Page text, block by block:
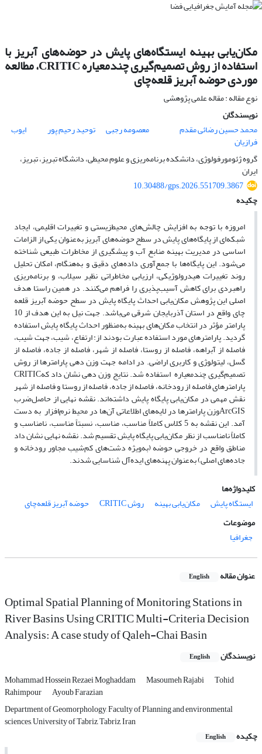
مکان‌یابی بهینه ایستگاه‌های پایش در حوضه‌های آبریز با
استفاده از روش تصمیم‌گیری چندمعیاره CRITIC، مطالعه
موردی حوضه آبریز قلعه‌چای
نوع مقاله : مقاله علمی پژوهشی
نویسندگان
محمد حسین رضائی مقدم
معصومه رجبی توحید رحیم پور ایوب
فرازیان
گروه ژئومورفولوژی، دانشکده برنامه‌ریزی و علوم محیطی، دانشگاه تبریز، تبریز،
ایران
10.30488/gps.2026.551709.3867
چکیده
امروزه با توجه به افزایش چالش‌های محیط‌زیستی و تغییرات اقلیمی، ایجاد
شبکه‌ای از پایگاه‌های پایش در سطح حوضه‌های آبریز به‌عنوان یکی از الزامات
اساسی در مدیریت بهینه منابع آب و پیشگیری از مخاطرات طبیعی شناخته
می‌شود. این پایگاه‌ها با جمع‌آوری داده‌های دقیق و به‌هنگام، امکان تحلیل
روند تغییرات هیدرولوژیکی، ارزیابی مخاطراتی نظیر سیلاب، و برنامه‌ریزی
راهبردی برای کاهش آسیب‌پذیری را فراهم می‌کنند. در همین راستا هدف
اصلی این پژوهش مکان‌یابی احداث پایگاه پایش در سطح حوضه آبریز قلعه
چای واقع در استان آذربایجان شرقی می‌باشد. جهت نیل به این هدف از 10
پارامتر مؤثر در انتخاب مکان‌های بهینه به‌منظور احداث پایگاه پایش استفاده
گردید. پارامترهای مورد استفاده عبارت بودند از: ارتفاع، شیب، جهت شیب،
فاصله از آبراهه، فاصله از روستا، فاصله از شهر، فاصله از جاده، فاصله از
گسل، لیتولوژی و کاربری اراضی. در ادامه جهت وزن دهی پارامترها از روش
تصمیم‌گیری چندمعیاره CRITICاستفاده شد. نتایج وزن دهی نشان داد که
پارامترهای فاصله از رودخانه، فاصله از جاده، فاصله از روستا و فاصله از شهر
نقش مهمی در مکان‌یابی پایگاه پایش داشته‌اند. نقشه نهایی از حاصل‌ضرب
وزن پارامترها در لایه‌های اطلاعاتی آن‌ها در محیط نرم‌افزارArcGIS به دست
آمد. این نقشه به 5 کلاس کاملاً مناسب، مناسب، نسبتاً مناسب، نامناسب و
کاملاً نامناسب از نظر مکان‌یابی پایگاه پایش تقسیم شد. نقشه نهایی نشان داد
مناطق واقع در خروجی حوضه (به‌ویژه دشت‌های کم‌شیب مجاور رودخانه و
جاده‌های اصلی) به‌عنوان پهنه‌های ایده‌آل شناسایی شدند.
کلیدواژه‌ها
ایستگاه پایش
مکان‌یابی بهینه روش CRITIC
حوضه آبریز قلعه‌چای
موضوعات
جغرافیا
عنوان مقاله English
Optimal Spatial Planning of Monitoring Stations in
River Basins Using CRITIC Multi-Criteria Decision
Analysis: A case study of Qaleh-Chai Basin
نویسندگان English
Mohammad Hossein Rezaei Moghaddam Masoumeh Rajabi Tohid
Rahimpour
Ayoub Farazian
Department of Geomorphology, Faculty of Planning and environmental
sciences, University of Tabriz, Tabriz, Iran
چکیده
English